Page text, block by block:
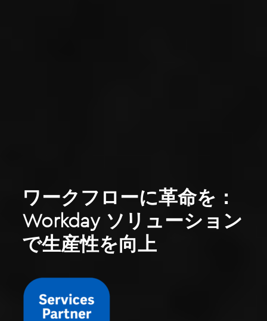
ワークフローに革命を：
Workday ソリューション
で生産性を向上